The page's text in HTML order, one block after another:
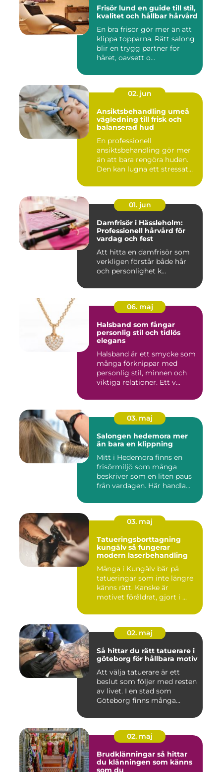
Frisör lund en guide till stil,
kvalitet och hållbar hårvård
En bra frisör gör mer än att
klippa topparna. Rätt salong
blir en trygg partner för
håret, oavsett o...
02. jun
Ansiktsbehandling umeå
vägledning till frisk och
balanserad hud
En professionell
ansiktsbehandling gör mer
än att bara rengöra huden.
Den kan lugna ett stressat
01. jun
Damfrisör i Hässleholm:
Professionell hårvård för
vardag och fest
Att hitta en damfrisör som
verkligen förstår både hår
och personlighet k...
06. maj
Halsband som fångar
personlig stil och tidlös
elegans
Halsband är ett smycke som
många förknippar med
personlig stil, minnen och
viktiga relationer. Ett v...
03. maj
Salongen hedemora mer
än bara en klippning
Mitt i Hedemora finns en
frisörmiljö som många
beskriver som en liten paus
från vardagen. Här handla...
03. maj
Tatueringsborttagning
kungälv så fungerar
modern laserbehandling
Många i Kungälv bär på
tatueringar som inte längre
känns rätt. Kanske är
motivet föråldrat, gjort i ...
02. maj
Så hittar du rätt tatuerare i
göteborg för hållbara motiv
Att välja tatuerare är ett
beslut som följer med resten
av livet. I en stad som
Göteborg finns många...
02. maj
Brudklänningar så hittar
du klänningen som känns
som du